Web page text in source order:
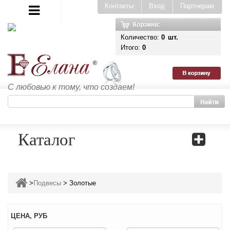
С любовью к тому, что создаем!
Партнерам
Вход
Контакты
Количество: 0 шт.
Итого: 0
Каталог
> Подвесы > Золотые
ЦЕНА, РУБ